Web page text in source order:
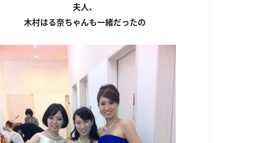
夫人、
木村はる奈ちゃんも一緒だったの